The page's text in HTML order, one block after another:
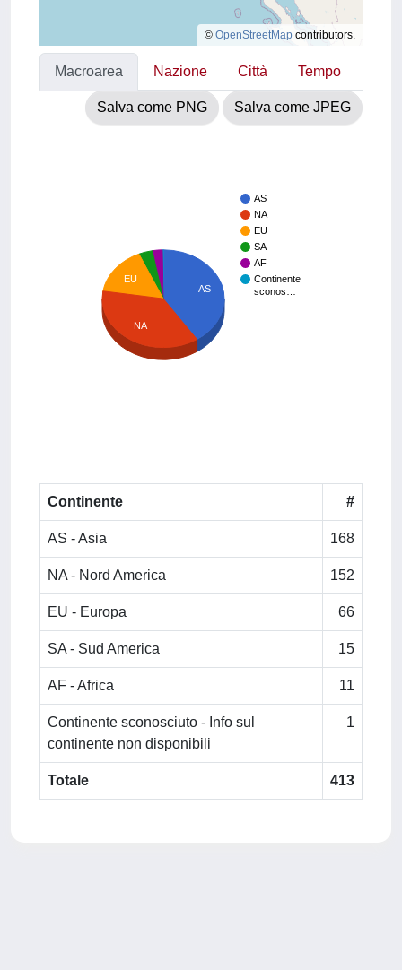
© OpenStreetMap contributors.
Macroarea Nazione Città Tempo
Salva come PNG Salva come JPEG
AS
NA
EU
SA
AF
Continente
sconos…
AS
EU
NA
Continente #
AS - Asia 168
NA - Nord America 152
EU - Europa 66
SA - Sud America 15
AF - Africa 11
Continente sconosciuto - Info sul
continente non disponibili
1
Totale 413